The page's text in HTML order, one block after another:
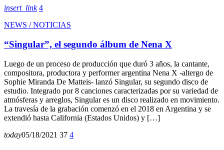
insert_link 4
NEWS / NOTICIAS
“Singular”, el segundo álbum de Nena X
Luego de un proceso de producción que duró 3 años, la cantante,
compositora, productora y performer argentina Nena X -altergo de
Sophie Miranda De Matteis- lanzó Singular, su segundo disco de
estudio. Integrado por 8 canciones caracterizadas por su variedad de
atmósferas y arreglos, Singular es un disco realizado en movimiento.
La travesía de la grabación comenzó en el 2018 en Argentina y se
extendió hasta California (Estados Unidos) y […]
today05/18/2021 37 4